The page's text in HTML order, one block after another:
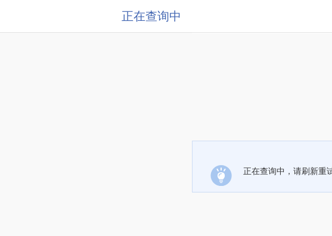
正在查询中
正在查询中，请刷新重